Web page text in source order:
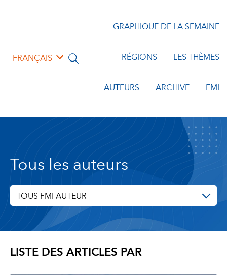
FRANÇAIS
GRAPHIQUE DE LA SEMAINE
RÉGIONS LES THÈMES
AUTEURS ARCHIVE FMI
Tous les auteurs
TOUS FMI AUTEUR
LISTE DES ARTICLES PAR